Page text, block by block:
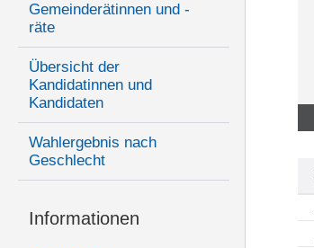
Gemeinderätinnen und -
räte
Übersicht der
Kandidatinnen und
Kandidaten
Wahlergebnis nach
Geschlecht
Informationen